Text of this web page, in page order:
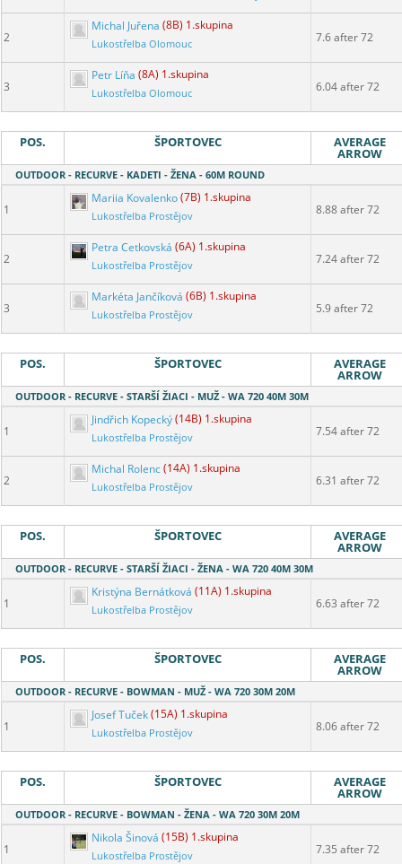
2
Michal Juřena (8B) 1.skupina
Lukostřelba Olomouc 7.6 after 72
3
Petr Líňa (8A) 1.skupina
Lukostřelba Olomouc 6.04 after 72
POS. ŠPORTOVEC AVERAGE
ARROW
OUTDOOR - RECURVE - KADETI - ŽENA - 60M ROUND
1
Mariia Kovalenko(7B) 1.skupina
Lukostřelba Prostějov 8.88 after 72
2
Petra Cetkovská (6A) 1.skupina
Lukostřelba Prostějov 7.24 after 72
3
Markéta Jančíková (6B) 1.skupina
Lukostřelba Prostějov 5.9 after 72
POS. ŠPORTOVEC AVERAGE
ARROW
OUTDOOR - RECURVE - STARŠÍ ŽIACI - MUŽ - WA 720 40M 30M
1
Jindřich Kopecký(14B) 1.skupina
Lukostřelba Prostějov 7.54 after 72
2
Michal Rolenc(14A) 1.skupina
Lukostřelba Prostějov 6.31 after 72
POS. ŠPORTOVEC AVERAGE
ARROW
OUTDOOR - RECURVE - STARŠÍ ŽIACI - ŽENA - WA 720 40M 30M
1
Kristýna Bernátková (11A) 1.skupina
Lukostřelba Prostějov 6.63 after 72
POS. ŠPORTOVEC AVERAGE
ARROW
OUTDOOR - RECURVE - BOWMAN - MUŽ - WA 720 30M 20M
1
Josef Tuček(15A) 1.skupina
Lukostřelba Prostějov 8.06 after 72
POS. ŠPORTOVEC AVERAGE
ARROW
OUTDOOR - RECURVE - BOWMAN - ŽENA - WA 720 30M 20M
1
Nikola Šinová (15B) 1.skupina
Lukostřelba Prostějov 7.35 after 72